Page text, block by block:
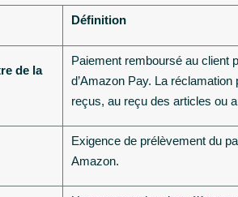
Définition
de la
Paiement remboursé au client
d’Amazon Pay. La
reçus, au reçu des articles ou
Exigence de prélèvement du
Amazon.